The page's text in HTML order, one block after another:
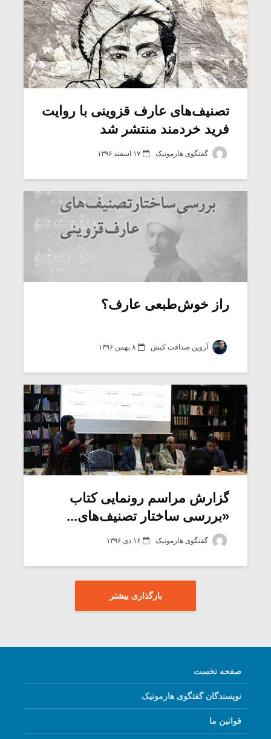
تصنیف‌های عارف قزوینی با روایت
فرید خردمند منتشر شد
گفتگوی هارمونیک ۱۷ اسفند ۱۳۹۶
راز خوش‌طبعی ‌عارف؟
آروین صداقت کیش ۸ بهمن ۱۳۹۶
گزارش مراسم رونمایی کتاب
«بررسی ساختار تصنیف‌های...
گفتگوی هارمونیک ۱۶ دی ۱۳۹۶
بارگذاری بیشتر
صفحه نخست
نویسندگان گفتگوی هارمونیک
قوانین ما